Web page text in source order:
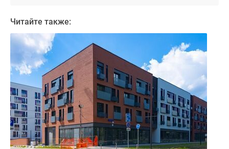
коттеджи
Коттеджные
Новой
Москве
Готовые
коттеджные
поселки
Строящиеся
Читайте также: